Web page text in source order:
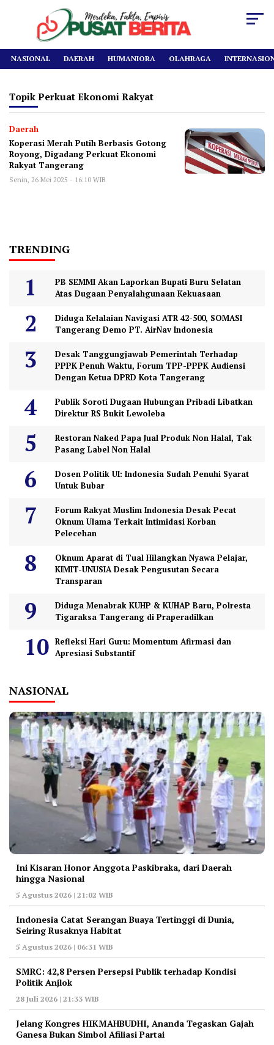
NASIONAL DAERAH HUMANIORA OLAHRAGA
Topik Perkuat Ekonomi Rakyat
Daerah
Koperasi Merah Putih Berbasis Gotong
Royong, Digadang Perkuat Ekonomi
Rakyat Tangerang
Senin, 26 Mei 2025 - 16:10 WIB
TRENDING
PB SEMMI Akan Laporkan Bupati Buru Selatan
Atas Dugaan Penyalahgunaan Kekuasaan
Diduga Kelalaian Navigasi ATR 42-500, SOMASI
Tangerang Demo PT. AirNav Indonesia
Desak Tanggungjawab Pemerintah Terhadap
PPPK Penuh Waktu, Forum TPP-PPPK Audiensi
Dengan Ketua DPRD Kota Tangerang
Publik Soroti Dugaan Hubungan Pribadi Libatkan
Direktur RS Bukit Lewoleba
Restoran Naked Papa Jual Produk Non Halal, Tak
Pasang Label Non Halal
Dosen Politik UI: Indonesia Sudah Penuhi Syarat
Untuk Bubar
Forum Rakyat Muslim Indonesia Desak Pecat
Oknum Ulama Terkait Intimidasi Korban
Pelecehan
Oknum Aparat di Tual Hilangkan Nyawa Pelajar,
KIMIT-UNUSIA Desak Pengusutan Secara
Transparan
Diduga Menabrak KUHP & KUHAP Baru, Polresta
Tigaraksa Tangerang di Praperadilkan
Refleksi Hari Guru: Momentum Afirmasi dan
Apresiasi Substantif
NASIONAL
Ini Kisaran Honor Anggota Paskibraka, dari Daerah
hingga Nasional
5 Agustus 2026 | 21:02 WIB
Indonesia Catat Serangan Buaya Tertinggi di Dunia,
Seiring Rusaknya Habitat
5 Agustus 2026 | 06:31 WIB
‎SMRC: 42,8 Persen Persepsi Publik terhadap Kondisi
Politik Anjlok
28 Juli 2026 | 21:33 WIB
‎Jelang Kongres HIKMAHBUDHI, Ananda Tegaskan Gajah
Ganesa Bukan Simbol Afiliasi Partai